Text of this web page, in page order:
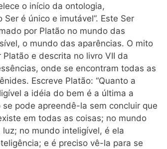
o início da ontologia,
Ser é único e imutável”. Este Ser
por Platão no mundo das
o mundo das aparências. O mito
e descrita no livro VII da
onde se encontram todas as
Escreve Platão: “Quanto a
a idéia do bem é a última a
pode apreendê-la sem concluir que
em todas as coisas; no mundo
no mundo inteligível, é ela
e é preciso vê-la para se